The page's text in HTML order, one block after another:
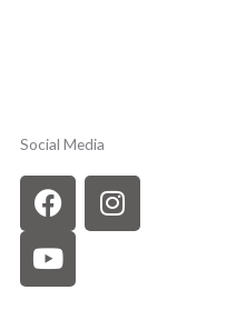
Social Media
F
a
c
e
I
n
Y
o
u
t